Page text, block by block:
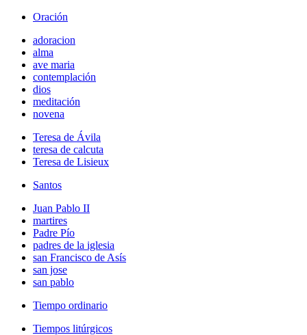
Oración
adoracion
alma
ave maria
contemplación
dios
meditación
novena
Teresa de Ávila
teresa de calcuta
Teresa de Lisieux
Santos
Juan Pablo II
martires
Padre Pío
padres de la iglesia
san Francisco de Asís
san jose
san pablo
Tiempo ordinario
Tiempos litúrgicos